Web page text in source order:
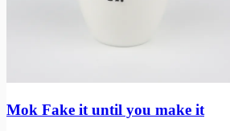
Mok Fake it until you make it